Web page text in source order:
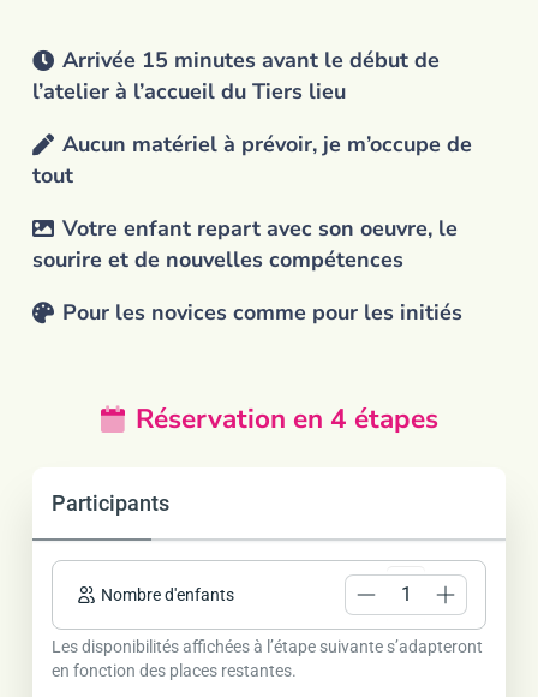
Arrivée 15 minutes avant le début de
l’atelier à l’accueil du Tiers lieu
Aucun matériel à prévoir, je m’occupe de
tout
Votre enfant repart avec son oeuvre, le
sourire et de nouvelles compétences
Pour les novices comme pour les initiés
Réservation en 4 étapes
Participants
Nombre
Les disponibilités affichées à l’étape suivante s’adapteront
en fonction des places restantes.